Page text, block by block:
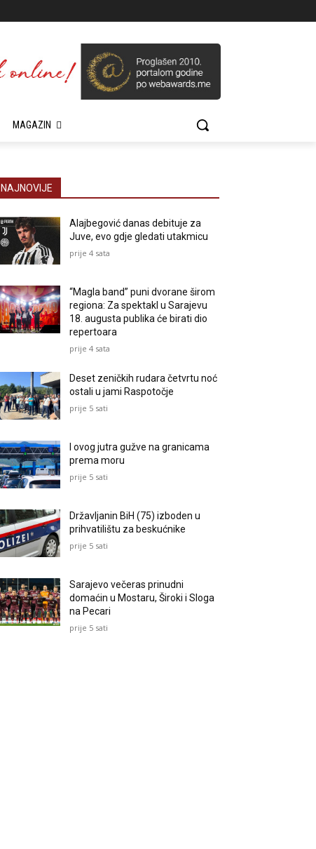
MAGAZIN
NAJNOVIJE
Alajbegović danas debituje za
Juve, evo gdje gledati utakmicu
prije 4 sata
“Magla band” puni dvorane širom
regiona: Za spektakl u Sarajevu
18. augusta publika će birati dio
repertoara
prije 4 sata
Deset zeničkih rudara četvrtu noć
ostali u jami Raspotočje
prije 5 sati
I ovog jutra gužve na granicama
prema moru
prije 5 sati
Državljanin BiH (75) izboden u
prihvatilištu za beskućnike
prije 5 sati
Sarajevo večeras prinudni
domaćin u Mostaru, Široki i Sloga
na Pecari
prije 5 sati